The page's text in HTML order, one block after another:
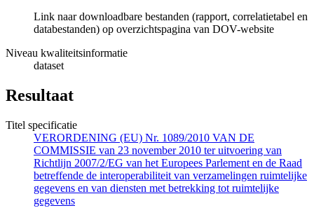
Link naar downloadbare bestanden (rapport, correlatietabel en
databestanden) op overzichtspagina van DOV-website
Niveau kwaliteitsinformatie
dataset
Resultaat
Titel specificatie
VERORDENING (EU) Nr. 1089/2010 VAN DE
COMMISSIE van 23 november 2010 ter uitvoering van
Richtlijn 2007/2/EG van het Europees Parlement en de Raad
betreffende de interoperabiliteit van verzamelingen ruimtelijke
gegevens en van diensten met betrekking tot ruimtelijke
gegevens